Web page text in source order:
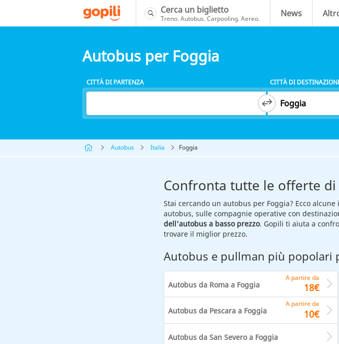
Cerca un biglietto
Treno. Autobus. Carpooling. Aereo. News
Autobus per Foggia
CITTÀ DI PARTENZA CITTÀ DI
Autobus Italia Foggia
Confronta tutte le offerte
Stai cercando un autobus per Foggia? Ecco
autobus, sulle compagnie operative con
dell'autobus a basso prezzo. Gopili ti aiuta a
trovare il miglior prezzo.
Autobus e pullman più popolari
A partire da
18€
Autobus da Roma a Foggia
A partire da
10€
Autobus da Pescara a Foggia
Autobus da San Severo a Foggia